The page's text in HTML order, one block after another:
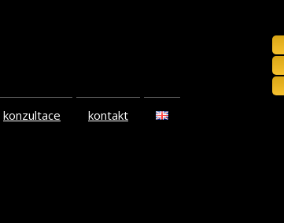
konzultace kontakt